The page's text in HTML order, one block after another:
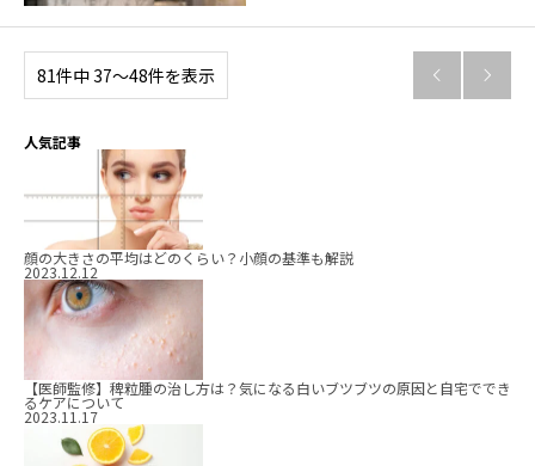
81件中 37〜48件を表示  
人気記事
顔の大きさの平均はどのくらい？小顔の基準も解説
2023.12.12
【医師監修】稗粒腫の治し方は？気になる白いブツブツの原因と自宅ででき
るケアについて
2023.11.17